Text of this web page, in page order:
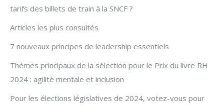
tarifs des billets de train à la SNCF ?
Articles les plus consultés
7 nouveaux principes de leadership essentiels
Thèmes principaux de la sélection pour le Prix du livre RH
2024 : agilité mentale et inclusion
Pour les élections législatives de 2024, votez-vous pour